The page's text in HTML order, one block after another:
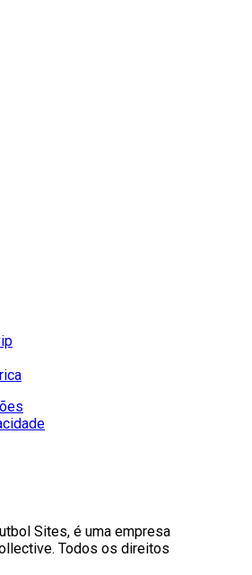
Sites, é uma empresa
Todos os direitos